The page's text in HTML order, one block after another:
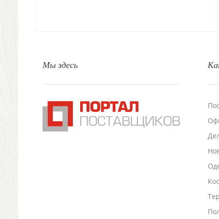
Подставки для визиток записок телефонов
Промо
Антистрессы
Мы здесь